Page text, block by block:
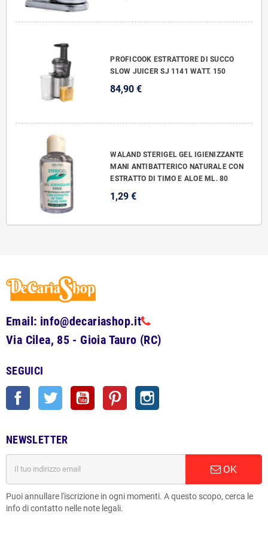
PROFICOOK ESTRATTORE DI SUCCO
SLOW JUICER SJ 1141 WATT. 150
84,90 €
WALAND STERIGEL GEL IGIENIZZANTE
MANI ANTIBATTERICO NATURALE CON
ESTRATTO DI TIMO E ALOE ML. 80
1,29 €
Email: info@decariashop.it
Via Cilea, 85 - Gioia Tauro (RC)
SEGUICI
Facebook Twitter YouTube Pinterest
NEWSLETTER
OK
Puoi annullare l'iscrizione in ogni momenti. A questo scopo, cerca le
info di contatto nelle note legali.